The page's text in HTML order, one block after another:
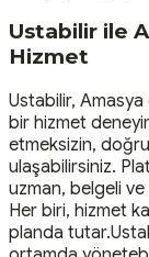
Ustabilir ile
Hizmet
Ustabilir, Amasya
bir hizmet
etmeksizin,
ulaşabilirsiniz.
uzman, belgeli ve
Her biri, hizmet
planda